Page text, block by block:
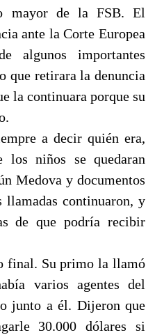
mayor de la FSB. El
ante la Corte Europea
algunos importantes
que retirara la denuncia
la continuara porque su
a decir quién era,
niños se quedaran
Medova y documentos
llamadas continuaron, y
de que podría recibir
final. Su primo la llamó
varios agentes del
junto a él. Dijeron que
30.000 dólares si